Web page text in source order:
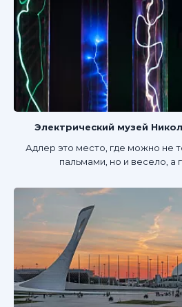
Электрический музей
Адлер это место, где можно не
пальмами, но и весело, а